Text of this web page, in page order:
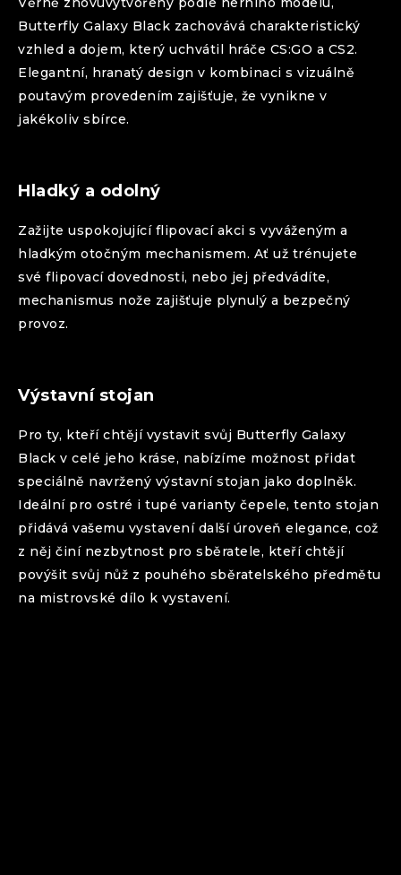
Butterfly Galaxy Black zachovává charakteristický
vzhled a dojem, který uchvátil hráče CS:GO a CS2.
Elegantní, hranatý design v kombinaci s vizuálně
poutavým provedením zajišťuje, že vynikne v
jakékoliv sbírce.
Hladký a odolný
Zažijte uspokojující flipovací akci s vyváženým a
hladkým otočným mechanismem. Ať už trénujete
své flipovací dovednosti, nebo jej předvádíte,
mechanismus nože zajišťuje plynulý a bezpečný
provoz.
Výstavní stojan
Pro ty, kteří chtějí vystavit svůj Butterfly Galaxy
Black v celé jeho kráse, nabízíme možnost přidat
speciálně navržený výstavní stojan jako doplněk.
Ideální pro ostré i tupé varianty čepele, tento stojan
přidává vašemu vystavení další úroveň elegance, což
z něj činí nezbytnost pro sběratele, kteří chtějí
povýšit svůj nůž z pouhého sběratelského předmětu
na mistrovské dílo k vystavení.